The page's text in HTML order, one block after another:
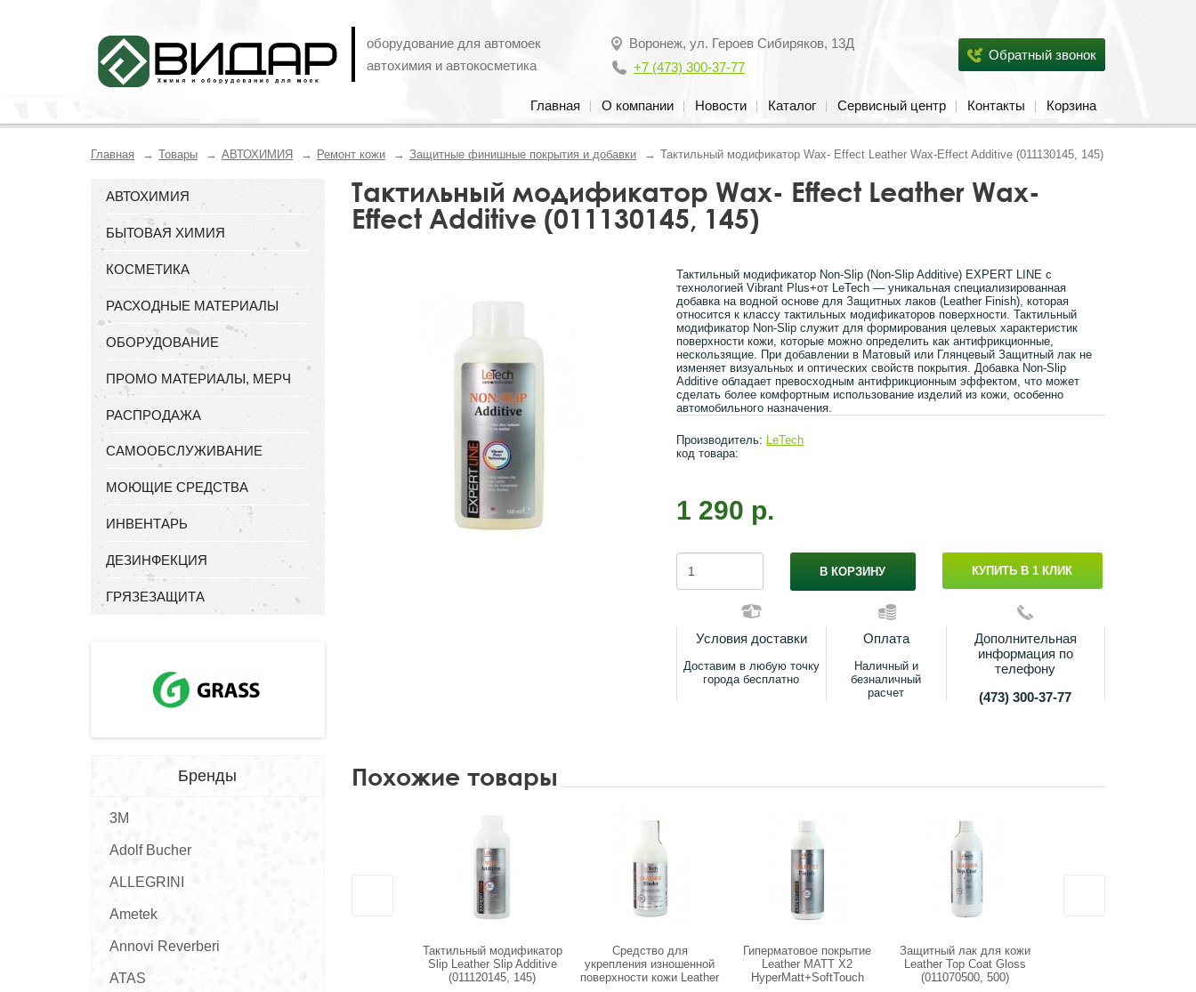
оборудование для автомоек
автохимия и автокосметика
Воронеж, ул. Героев Сибиряков, 13Д
+7 (473) 300-37-77
Обратный звонок
Главная О компании Новости Каталог Сервисный центр Контакты Корзина
Главная Товары АВТОХИМИЯ Ремонт кожи Защитные финишные покрытия и добавки Тактильный модификатор Wax- Effect Leather Wax-Effect Additive (011130145, 145)
АВТОХИМИЯ
БЫТОВАЯ ХИМИЯ
КОСМЕТИКА
РАСХОДНЫЕ МАТЕРИАЛЫ
ОБОРУДОВАНИЕ
ПРОМО МАТЕРИАЛЫ, МЕРЧ
РАСПРОДАЖА
САМООБСЛУЖИВАНИЕ
МОЮЩИЕ СРЕДСТВА
ИНВЕНТАРЬ
ДЕЗИНФЕКЦИЯ
ГРЯЗЕЗАЩИТА
Бренды
3M
Adolf Bucher
ALLEGRINI
Ametek
Annovi Reverberi
ATAS
Тактильный модификатор Wax- Effect Leather Wax-
Effect Additive (011130145, 145)
Тактильный модификатор Non-Slip (Non-Slip Additive) EXPERT LINE с
технологией Vibrant Plus+от LeTech — уникальная специализированная
добавка на водной основе для Защитных лаков (Leather Finish), которая
относится к классу тактильных модификаторов поверхности. Тактильный
модификатор Non-Slip служит для формирования целевых характеристик
поверхности кожи, которые можно определить как антифрикционные,
нескользящие. При добавлении в Матовый или Глянцевый Защитный лак не
изменяет визуальных и оптических свойств покрытия. Добавка Non-Slip
Additive обладает превосходным антифрикционным эффектом, что может
сделать более комфортным использование изделий из кожи, особенно
автомобильного назначения.
Производитель: LeTech
код товара:
1 290 р.
В КОРЗИНУ КУПИТЬ В 1 КЛИК
Условия доставки
Доставим в любую точку
города бесплатно
Оплата
Наличный и
безналичный
расчет
Дополнительная
информация по
телефону
(473) 300-37-77
Похожие товары
Тактильный модификатор
Slip Leather Slip Additive
(011120145, 145)
Средство для
укрепления изношенной
поверхности кожи Leather
Гиперматовое покрытие
Leather MATT X2
HyperMatt+SoftTouch
Защитный лак для кожи
Leather Top Coat Gloss
(011070500, 500)